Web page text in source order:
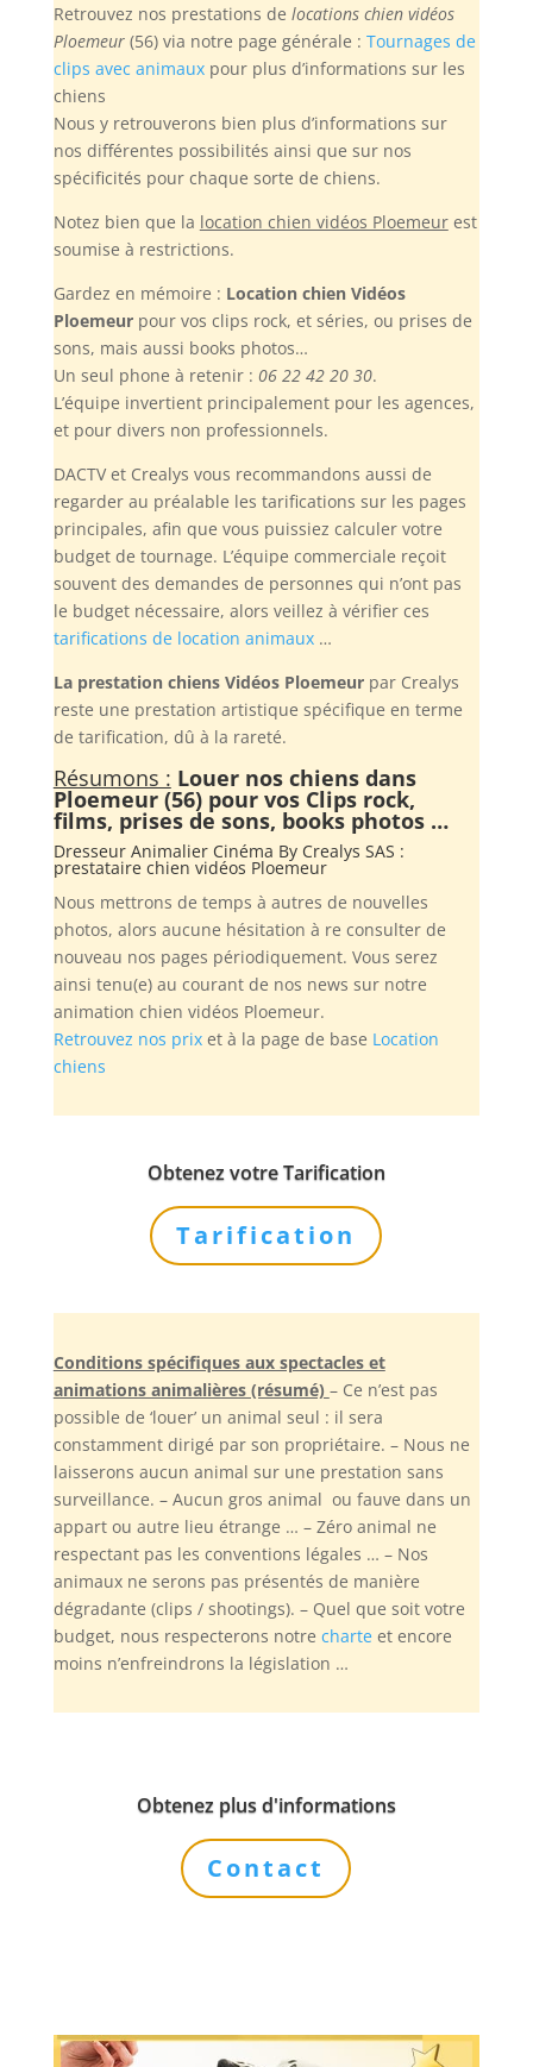
Retrouvez nos prestations de locations chien vidéos
Ploemeur(56) via notre page générale : Tournages de
clips avec animauxpour plus d’informations sur les
chiens
Nous y retrouverons bien plus d’informations sur
nos différentes possibilités ainsi que sur nos
spécificités pour chaque sorte de chiens.
Notez bien que la location chien vidéos Ploemeurest
soumise à restrictions.
Gardez en mémoire : Location chien Vidéos
Ploemeurpour vos clips rock, et séries, ou prises de
sons, mais aussi books photos…
Un seul phone à retenir : 06 22 42 20 30.
L’équipe invertient principalement pour les agences,
et pour divers non professionnels.
DACTV et Crealys vous recommandons aussi de
regarder au préalable les tarifications sur les pages
principales, afin que vous puissiez calculer votre
budget de tournage. L’équipe commerciale reçoit
souvent des demandes de personnes qui n’ont pas
le budget nécessaire, alors veillez à vérifier ces
tarifications de location animaux…
La prestation chiens Vidéos Ploemeurpar Crealys
reste une prestation artistique spécifique en terme
de tarification, dû à la rareté.
Résumons : Louer nos chiens dans
Ploemeur (56) pour vos Clips rock,
films, prises de sons, books photos …
Dresseur Animalier Cinéma By Crealys SAS :
prestataire chien vidéos Ploemeur
Nous mettrons de temps à autres de nouvelles
photos, alors aucune hésitation à re consulter de
nouveau nos pages périodiquement. Vous serez
ainsi tenu(e) au courant de nos news sur notre
animation chien vidéos Ploemeur.
Retrouvez nos prixet à la page de base Location
chiens
Obtenez votre Tarification
Tarification
Conditions spécifiques aux spectacles et
animations animalières (résumé) – Ce n’est pas
possible de ‘louer’ un animal seul : il sera
constamment dirigé par son propriétaire. – Nous ne
laisserons aucun animal sur une prestation sans
surveillance. – Aucun gros animal ou fauve dans un
appart ou autre lieu étrange … – Zéro animal ne
respectant pas les conventions légales … – Nos
animaux ne serons pas présentés de manière
dégradante (clips / shootings). – Quel que soit votre
budget, nous respecterons notre charteet encore
moins n’enfreindrons la législation …
Obtenez plus d'informations
Contact